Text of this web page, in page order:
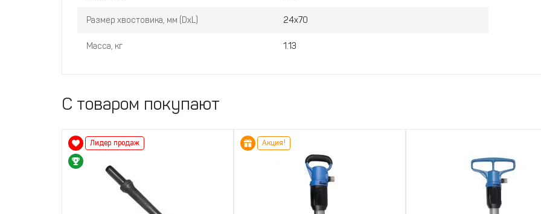
Размер хвостовика, мм (DxL) 24х70
Масса, кг 1.13
С товаром покупают
Лидер продаж Акция!